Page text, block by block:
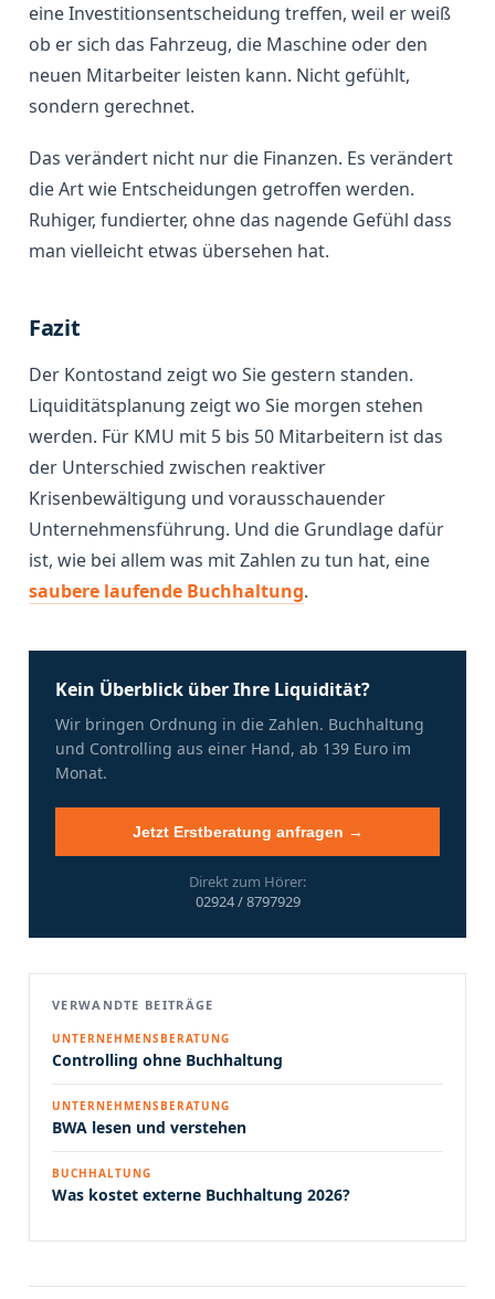
eine Investitionsentscheidung treffen, weil er weiß
ob er sich das Fahrzeug, die Maschine oder den
neuen Mitarbeiter leisten kann. Nicht gefühlt,
sondern gerechnet.
Das verändert nicht nur die Finanzen. Es verändert
die Art wie Entscheidungen getroffen werden.
Ruhiger, fundierter, ohne das nagende Gefühl dass
man vielleicht etwas übersehen hat.
Fazit
Der Kontostand zeigt wo Sie gestern standen.
Liquiditätsplanung zeigt wo Sie morgen stehen
werden. Für KMU mit 5 bis 50 Mitarbeitern ist das
der Unterschied zwischen reaktiver
Krisenbewältigung und vorausschauender
Unternehmensführung. Und die Grundlage dafür
ist, wie bei allem was mit Zahlen zu tun hat, eine
saubere laufende Buchhaltung.
Kein Überblick über Ihre Liquidität?
Wir bringen Ordnung in die Zahlen. Buchhaltung
und Controlling aus einer Hand, ab 139 Euro im
Monat.
Jetzt Erstberatung anfragen →
Direkt zum Hörer:
02924 / 8797929
VERWANDTE BEITRÄGE
UNTERNEHMENSBERATUNG
Controlling ohne Buchhaltung
UNTERNEHMENSBERATUNG
BWA lesen und verstehen
BUCHHALTUNG
Was kostet externe Buchhaltung 2026?